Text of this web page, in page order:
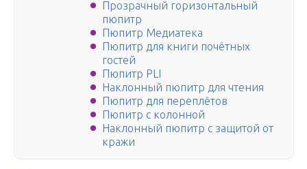
Прозрачный горизонтальный
пюпитр
Пюпитр Медиатека
Пюпитр для книги почётных
гостей
Пюпитр PLI
Наклонный пюпитр для чтения
Пюпитр для переплётов
Пюпитр с колонной
Наклонный пюпитр с защитой от
кражи